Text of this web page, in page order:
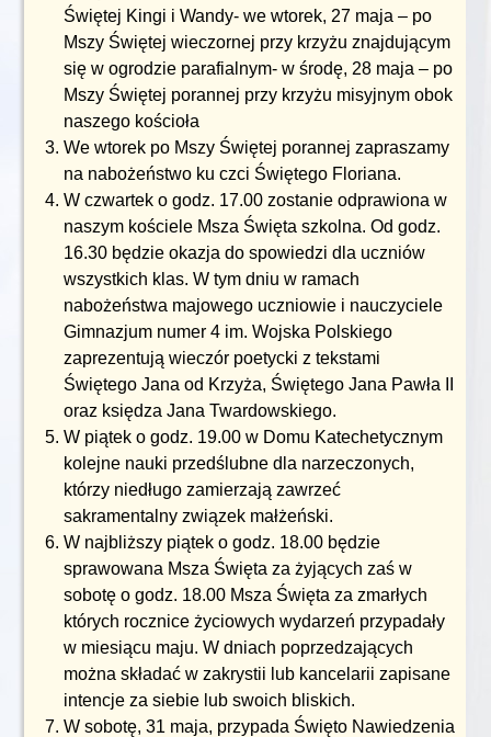
Świętej Kingi i Wandy- we wtorek, 27 maja – po
Mszy Świętej wieczornej przy krzyżu znajdującym
się w ogrodzie parafialnym- w środę, 28 maja – po
Mszy Świętej porannej przy krzyżu misyjnym obok
naszego kościoła
We wtorek po Mszy Świętej porannej zapraszamy
na nabożeństwo ku czci Świętego Floriana.
W czwartek o godz. 17.00 zostanie odprawiona w
naszym kościele Msza Święta szkolna. Od godz.
16.30 będzie okazja do spowiedzi dla uczniów
wszystkich klas. W tym dniu w ramach
nabożeństwa majowego uczniowie i nauczyciele
Gimnazjum numer 4 im. Wojska Polskiego
zaprezentują wieczór poetycki z tekstami
Świętego Jana od Krzyża, Świętego Jana Pawła II
oraz księdza Jana Twardowskiego.
W piątek o godz. 19.00 w Domu Katechetycznym
kolejne nauki przedślubne dla narzeczonych,
którzy niedługo zamierzają zawrzeć
sakramentalny związek małżeński.
W najbliższy piątek o godz. 18.00 będzie
sprawowana Msza Święta za żyjących zaś w
sobotę o godz. 18.00 Msza Święta za zmarłych
których rocznice życiowych wydarzeń przypadały
w miesiącu maju. W dniach poprzedzających
można składać w zakrystii lub kancelarii zapisane
intencje za siebie lub swoich bliskich.
W sobotę, 31 maja, przypada Święto Nawiedzenia